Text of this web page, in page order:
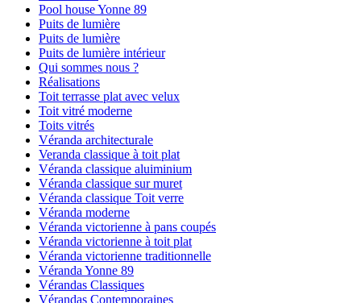
Pool house Yonne 89
Puits de lumière
Puits de lumière
Puits de lumière intérieur
Qui sommes nous ?
Réalisations
Toit terrasse plat avec velux
Toit vitré moderne
Toits vitrés
Véranda architecturale
Veranda classique à toit plat
Véranda classique aluiminium
Véranda classique sur muret
Véranda classique Toit verre
Véranda moderne
Véranda victorienne à pans coupés
Véranda victorienne à toit plat
Véranda victorienne traditionnelle
Véranda Yonne 89
Vérandas Classiques
Vérandas Contemporaines